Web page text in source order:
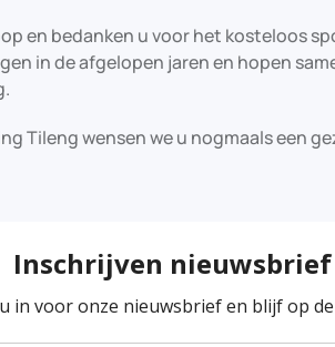
en bedanken u voor het kosteloos
in de afgelopen jaren en hopen
Tileng wensen we u nogmaals een